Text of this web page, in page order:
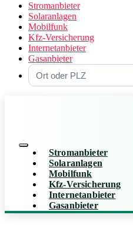
Stromanbieter
Solaranlagen
Mobilfunk
Kfz-Versicherung
Internetanbieter
Gasanbieter
Stromanbieter
Solaranlagen
Mobilfunk
Kfz-Versicherung
Internetanbieter
Gasanbieter